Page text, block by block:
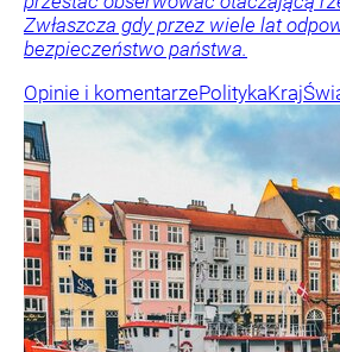
Zwłaszcza gdy przez wiele lat
bezpieczeństwo państwa.
Opinie i komentarzePolitykaKraj